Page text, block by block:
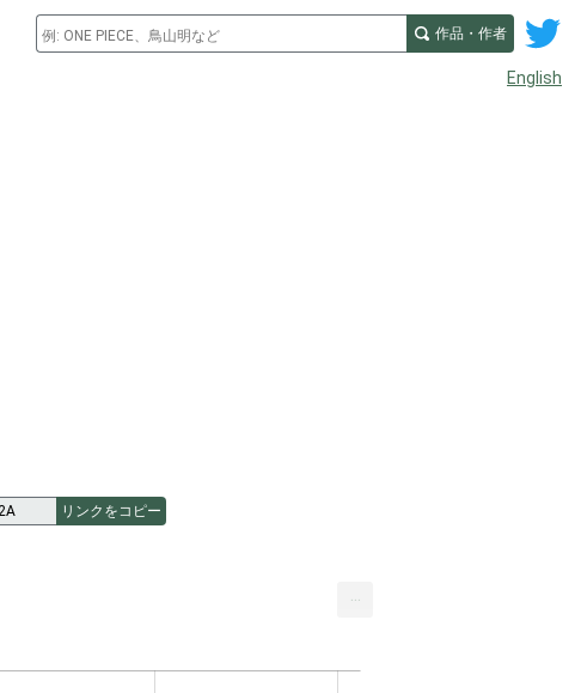
作品・作者
English
リンクをコピー
...